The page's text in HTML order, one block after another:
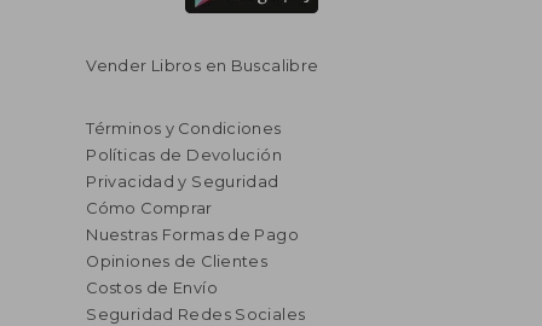
Vender Libros en Buscalibre
Términos y Condiciones
Políticas de Devolución
Privacidad y Seguridad
Cómo Comprar
Nuestras Formas de Pago
Opiniones de Clientes
Costos de Envío
Seguridad Redes Sociales